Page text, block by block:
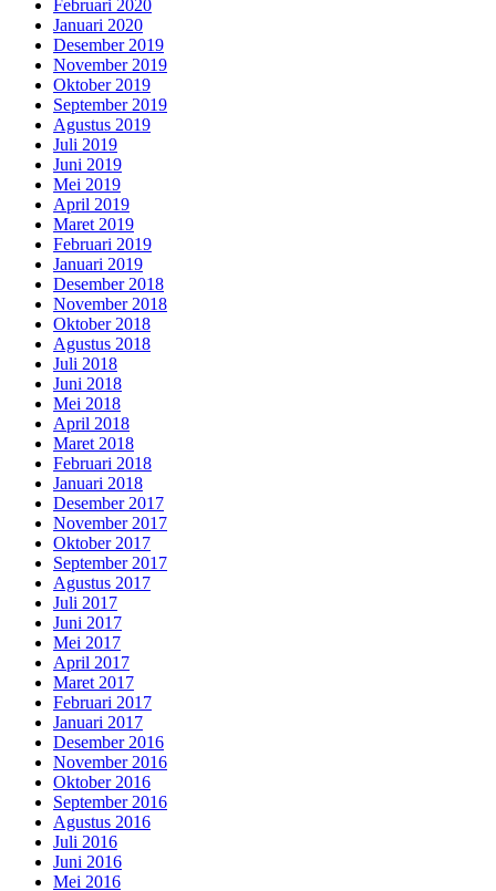
Februari 2020
Januari 2020
Desember 2019
November 2019
Oktober 2019
September 2019
Agustus 2019
Juli 2019
Juni 2019
Mei 2019
April 2019
Maret 2019
Februari 2019
Januari 2019
Desember 2018
November 2018
Oktober 2018
Agustus 2018
Juli 2018
Juni 2018
Mei 2018
April 2018
Maret 2018
Februari 2018
Januari 2018
Desember 2017
November 2017
Oktober 2017
September 2017
Agustus 2017
Juli 2017
Juni 2017
Mei 2017
April 2017
Maret 2017
Februari 2017
Januari 2017
Desember 2016
November 2016
Oktober 2016
September 2016
Agustus 2016
Juli 2016
Juni 2016
Mei 2016